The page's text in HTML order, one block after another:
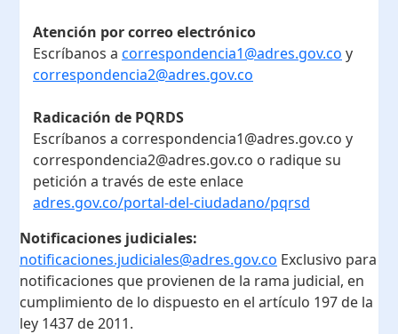
Atención por correo electrónico
Escríbanos a correspondencia1@adres.gov.co y
correspondencia2@adres.gov.co
Radicación de PQRDS
Escríbanos a correspondencia1@adres.gov.co y
correspondencia2@adres.gov.co o radique su
petición a través de este enlace
adres.gov.co/portal-del-ciudadano/pqrsd
Notificaciones judiciales:
notificaciones.judiciales@adres.gov.co Exclusivo para
notificaciones que provienen de la rama judicial, en
cumplimiento de lo dispuesto en el artículo 197 de la
ley 1437 de 2011.